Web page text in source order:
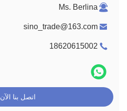
Ms. Berlina
sino_trade@163.com
18620615002
اتصل بنا الآن